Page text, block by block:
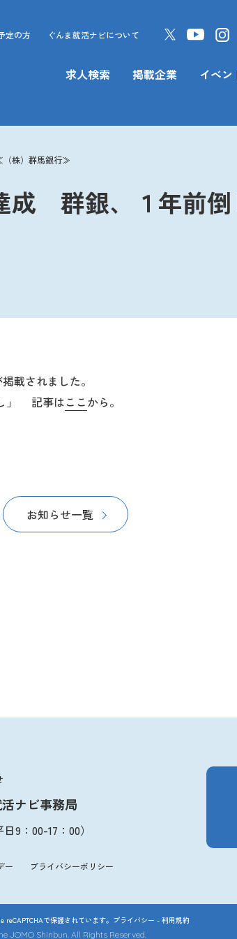
求人検索 掲載企業 イベン
定の方 ぐんま就活ナビについて
（株）群馬銀行≫
達成 群銀、１年
載されました。
」 記事はここから。
お知らせ一覧
ナビ事務局
日9：00-17：00）
ー プライバシーポリシー
reCAPTCHAで保護されています。 プライバシー - 利用規約
JOMO Shinbun. All Rights Reserved.